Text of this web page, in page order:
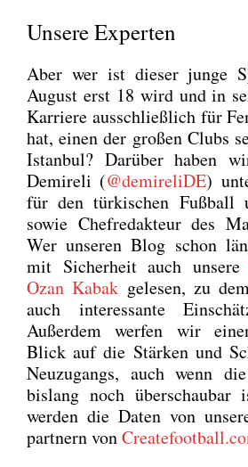
Unsere Experten
Aber wer ist die­ser jun­ge
August erst 18 wird und in
Kar­rie­re aus­schließ­lich für
hat, einen der gro­ßen Clubs
Istan­bul? Dar­über haben
Demi­re­li (@demireliDE)
für den tür­ki­schen Fuß­ball
sowie Chef­re­dak­teur des
Wer unse­ren Blog schon
mit Sicher­heit auch
Ozan Kabak gele­sen, zu
auch inter­es­san­te
Außer­dem wer­fen wir
Blick auf die Stär­ken und
Neu­zu­gangs, auch wenn
bis­lang noch über­schau­bar
wer­den die Daten von
part­nern von